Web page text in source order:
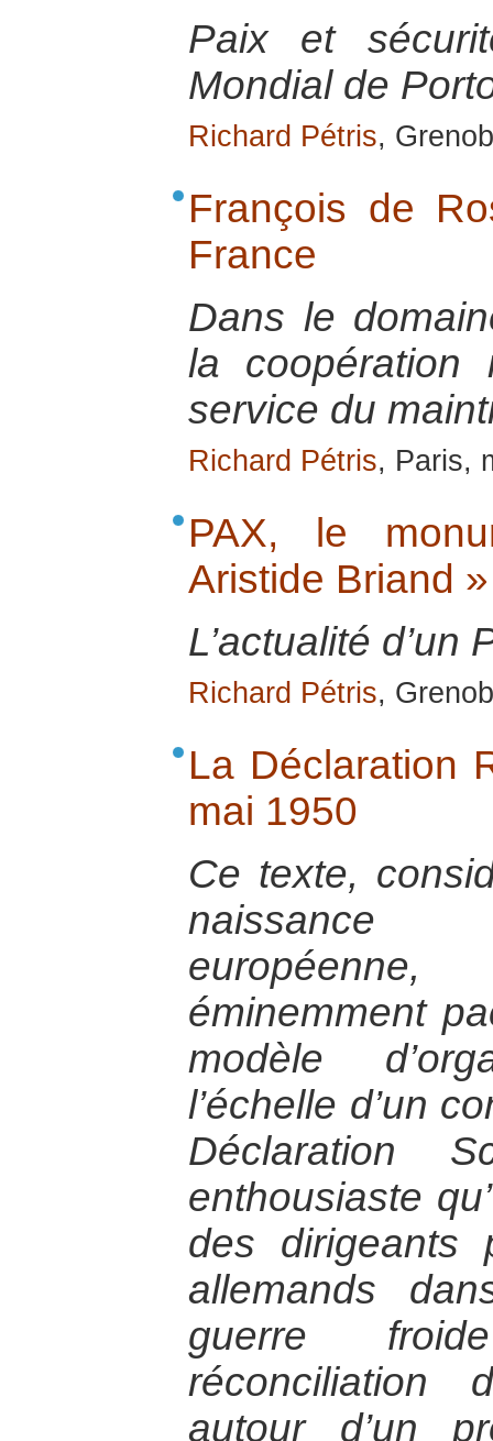
Paix et
Mondial de
Richard Pétris,
François de
France
Dans le
la coopération
service du
Richard Pétris, Paris,
PAX, le
Aristide Briand »
L’actualité d’un
Richard Pétris,
La Déclaration
mai 1950
Ce texte,
naissance
éminemment
modèle
l’échelle d’un
Déclaration
enthousiaste
des dirigeants
allemands
guerre
réconciliation
autour d’un